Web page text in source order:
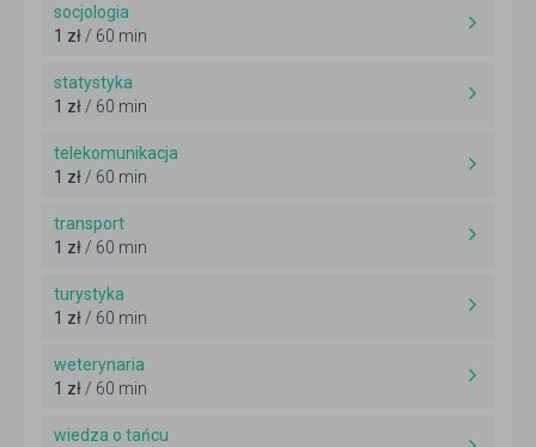
socjologia
1 zł/ 60 min
statystyka
1 zł/ 60 min
telekomunikacja
1 zł/ 60 min
transport
1 zł/ 60 min
turystyka
1 zł/ 60 min
weterynaria
1 zł/ 60 min
wiedza o tańcu